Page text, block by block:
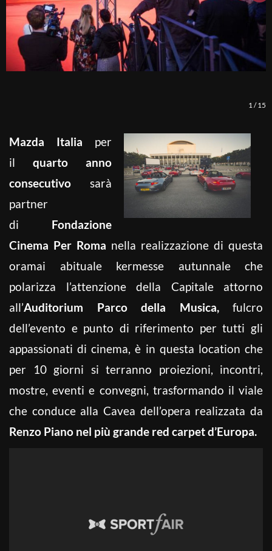
1 /15
Mazda Italia per
il quarto anno
consecutivo sarà
partner
di Fondazione
Cinema Per Roma nella realizzazione di questa
oramai abituale kermesse autunnale che
polarizza l’attenzione della Capitale attorno
all’Auditorium Parco della Musica, fulcro
dell’evento e punto di riferimento per tutti gli
appassionati di cinema, è in questa location che
per 10 giorni si terranno proiezioni, incontri,
mostre, eventi e convegni, trasformando il viale
che conduce alla Cavea dell’opera realizzata da
Renzo Piano nel più grande red carpet d’Europa.